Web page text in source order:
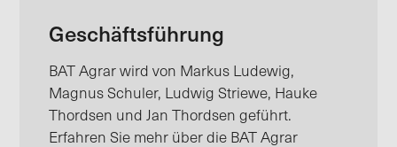
Geschäftsführung
BAT Agrar wird von Markus Ludewig,
Magnus Schuler, Ludwig Striewe, Hauke
Thordsen und Jan Thordsen geführt.
Erfahren Sie mehr über die BAT Agrar